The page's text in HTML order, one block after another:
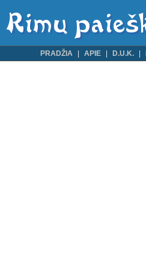
PRADŽIA APIE D.U.K.